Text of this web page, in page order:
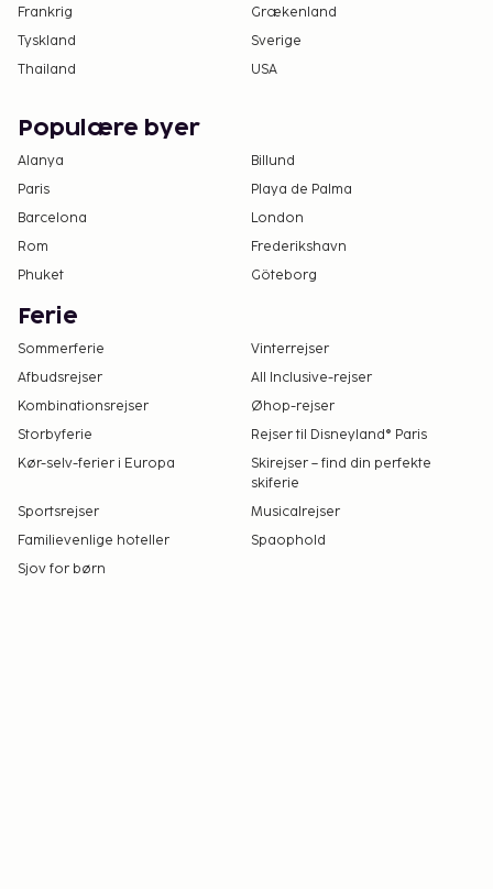
Frankrig
Grækenland
Tyskland
Sverige
Thailand
USA
Populære byer
Alanya
Billund
Paris
Playa de Palma
Barcelona
London
Rom
Frederikshavn
Phuket
Göteborg
Ferie
Sommerferie
Vinterrejser
Afbudsrejser
All Inclusive-rejser
Kombinationsrejser
Øhop-rejser
Storbyferie
Rejser til Disneyland® Paris
Kør-selv-ferier i Europa
Skirejser – find din perfekte
skiferie
Sportsrejser
Musicalrejser
Familievenlige hoteller
Spaophold
Sjov for børn